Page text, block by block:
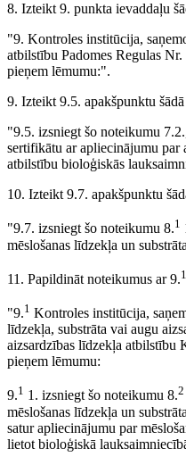
8. Izteikt 9. punkta ievaddaļu
"9. Kontroles institūcija,
atbilstību Padomes Regulas
pieņem lēmumu:".
9. Izteikt 9.5. apakšpunktu
"9.5. izsniegt šo noteikumu
sertifikātu ar apliecinājumu par
atbilstību bioloģiskās
10. Izteikt 9.7. apakšpunktu
"9.7. izsniegt šo noteikumu 8.1
mēslošanas līdzekļa un
11. Papildināt noteikumus ar 9.1
"9.1 Kontroles institūcija,
līdzekļa, substrāta vai augu
aizsardzības līdzekļa atbilstību
pieņem lēmumu:
9.1 1. izsniegt šo noteikumu 8.2
mēslošanas līdzekļa un
satur apliecinājumu par
lietot bioloģiskā